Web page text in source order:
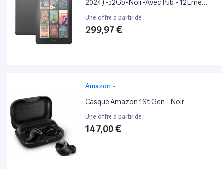
2024) -32Gb-Noir-Avec Pub - 12Ème
Generation.
Une offre à partir de :
299,97 €
Amazon -
Casque Amazon 1St Gen - Noir
Une offre à partir de :
147,00 €